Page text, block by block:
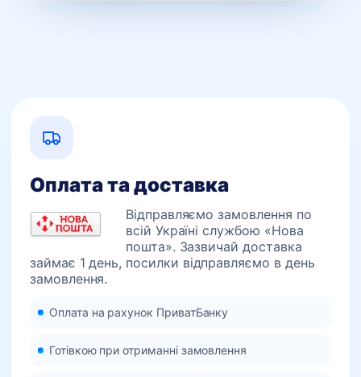
Оплата та доставка
Відправляємо замовлення по
всій Україні службою «Нова
пошта». Зазвичай доставка
займає 1 день, посилки відправляємо в день
замовлення.
Оплата на рахунок ПриватБанку
Готівкою при отриманні замовлення